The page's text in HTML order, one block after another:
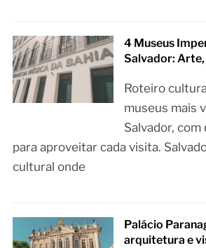
4 Museus
Salvador:
Roteiro
museus mais
Salvador,
para aproveitar cada visita.
cultural onde
Palácio
arquitetura e